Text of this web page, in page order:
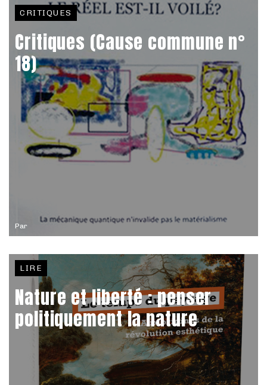
Par
CRITIQUES
Critiques (Cause commune n°
18)
LIRE
Nature et liberté : penser
politiquement la nature